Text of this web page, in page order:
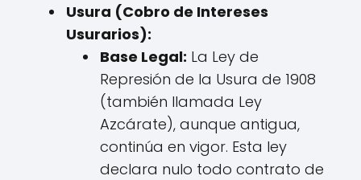
Usura (Cobro de Intereses
Usurarios):
Base Legal: La Ley de
Represión de la Usura de 1908
(también llamada Ley
Azcárate), aunque antigua,
continúa en vigor. Esta ley
declara nulo todo contrato de